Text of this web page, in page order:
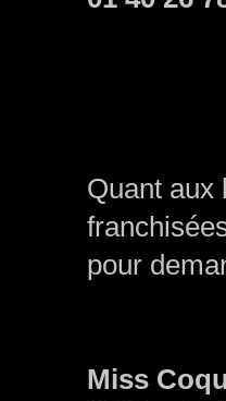
Quant aux
pour
Miss